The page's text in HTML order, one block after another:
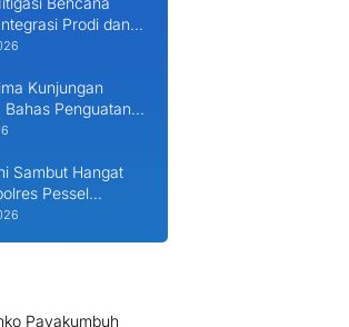
Prodi dan
Laweh Malalo
Kunjungan
Bahas Penguatan
Sambut Hangat
Pessel
Payakumbuh